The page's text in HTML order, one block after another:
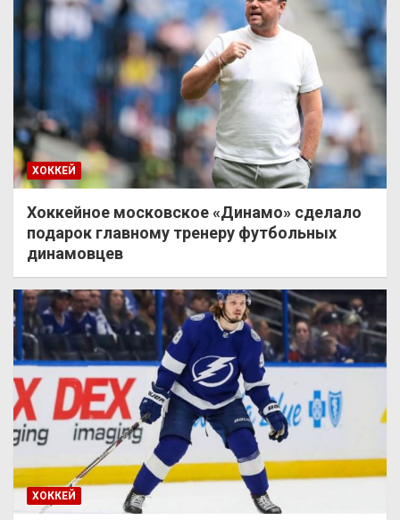
ХОККЕЙ
Хоккейное московское «Динамо» сделало
подарок главному тренеру футбольных
динамовцев
ХОККЕЙ